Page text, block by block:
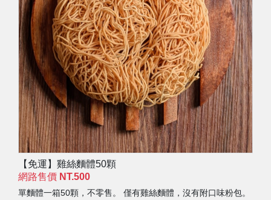
【免運】雞絲麵體50顆
網路售價 NT.500
單麵體一箱50顆，不零售。 僅有雞絲麵體，沒有附口味粉包。